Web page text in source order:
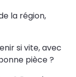
la région,
si vite, avec
pièce ?